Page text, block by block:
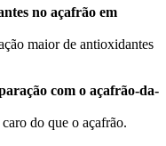
no açafrão em
maior de antioxidantes
com o açafrão-da-
do que o açafrão.